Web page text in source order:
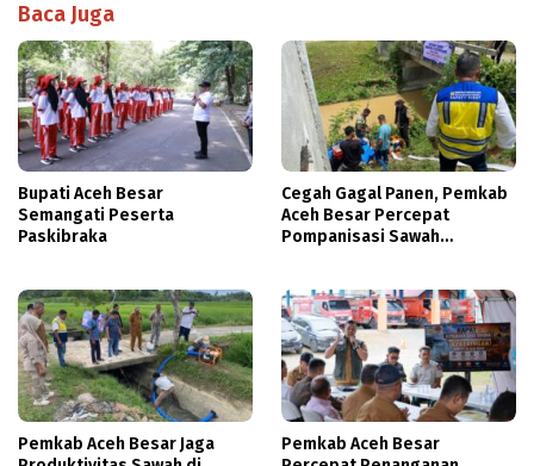
Baca Juga
Bupati Aceh Besar
Semangati Peserta
Paskibraka
Cegah Gagal Panen, Pemkab
Aceh Besar Percepat
Pompanisasi Sawah
Pemkab Aceh Besar Jaga
Pemkab Aceh Besar